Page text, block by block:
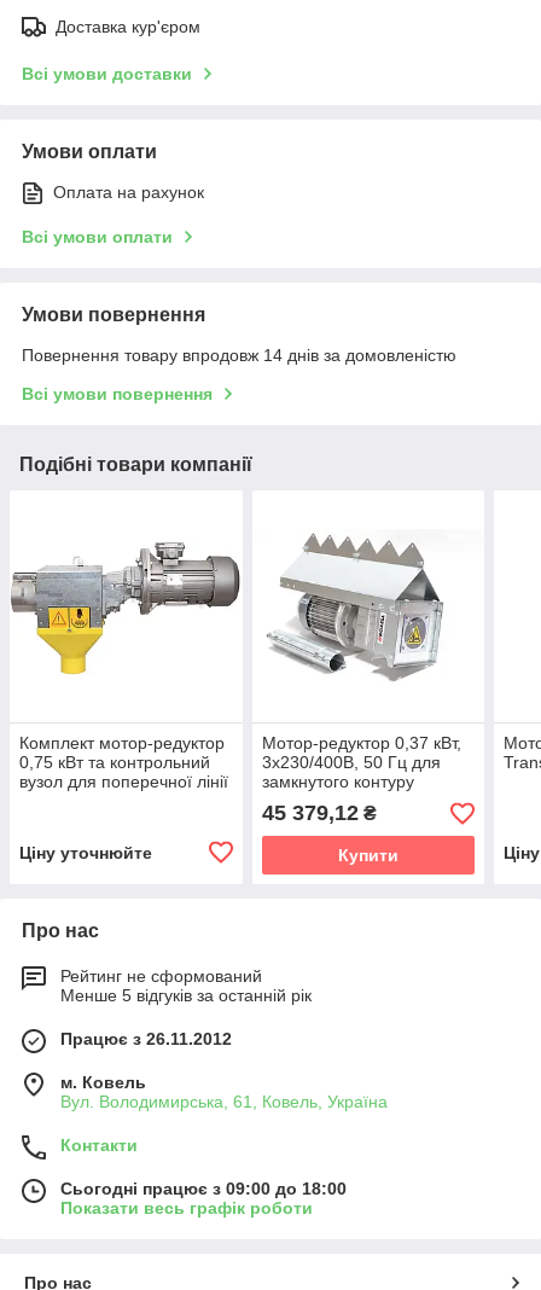
Доставка кур'єром
Всі умови доставки
Умови оплати
Оплата на рахунок
Всі умови оплати
Умови повернення
Повернення товару впродовж 14 днів за домовленістю
Всі умови повернення
Подібні товари компанії
Комплект мотор-редуктор
0,75 кВт та контрольний
вузол для поперечної лінії
Ціну уточнюйте
Мотор-редуктор 0,37 кВт,
3х230/400В, 50 Гц для
замкнутого контуру
(обвідних кормоліній),
Roxell
45 379,12₴
Купити
Про нас
Рейтинг не сформований
Менше 5 відгуків за останній рік
Працює з 26.11.2012
м. Ковель
Вул. Володимирська, 61, Ковель, Україна
Контакти
Сьогодні працює з 09:00 до 18:00
Показати весь графік роботи
Про нас